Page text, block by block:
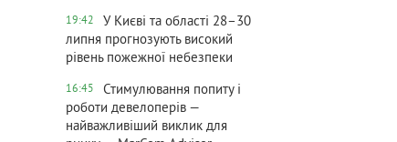
19:42
У Києві та області 28–30
липня прогнозують високий
рівень пожежної небезпеки
16:45
Стимулювання попиту і
роботи девелоперів —
найважливіший виклик для